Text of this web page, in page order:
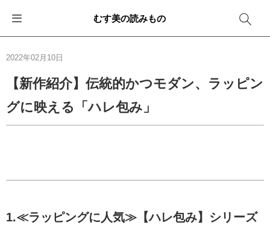
むす美の読みもの
2022年02月10日
【新作紹介】伝統的かつモダン、ラッピン
グに映える「ハレ包み」
1.≪ラッピングに人気≫【ハレ包み】シリーズ
イベント・キャンペーン
新商品
エコバッグ
おしゃれコーデバッグ
箱を包む
お酒を包む
ファッション
インテリア
卒業・入学
退職・異動